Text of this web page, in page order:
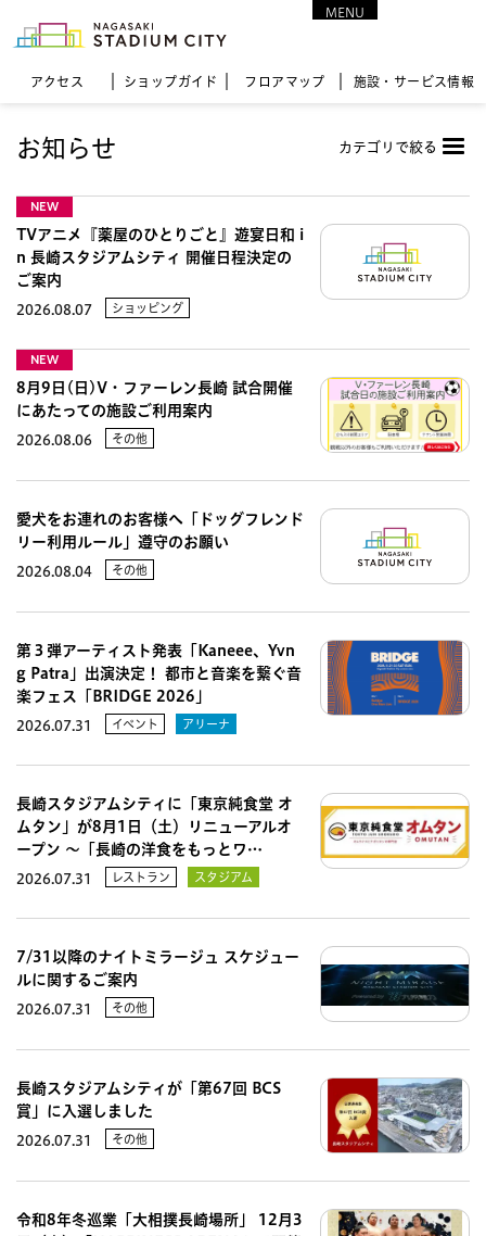
アクセス ショップガイド フロア マップ 施設・サービス情報
MENU
お知らせ カテゴリで絞る
NEW
TVアニメ『薬屋のひとりごと』遊宴日和 i
n 長崎スタジアムシティ 開催日程決定の
ご案内
2026.08.07 ショッピング
NEW
8月9日(日)V・ファーレン長崎 試合開催
にあたっての施設ご利用案内
2026.08.06 その他
愛犬をお連れのお客様へ「ドッグフレンド
リー利用ルール」遵守のお願い
2026.08.04 その他
第３弾アーティスト発表「Kaneee、Yvn
g Patra」出演決定！ 都市と音楽を繋ぐ音
楽フェス「BRIDGE 2026」
2026.07.31 イベント アリーナ
長崎スタジアムシティに「東京純食堂 オ
ムタン」が8月1日（土）リニューアルオ
ープン 〜「長崎の洋食をもっとワ…
2026.07.31 レストラン スタジアム
7/31以降のナイトミラージュ スケジュー
ルに関するご案内
2026.07.31 その他
長崎スタジアムシティが「第67回 BCS
賞」に入選しました
2026.07.31 その他
令和8年冬巡業「大相撲長崎場所」 12月3